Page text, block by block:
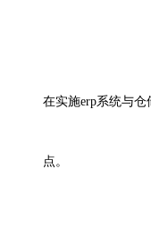
在实施erp系统与
点。